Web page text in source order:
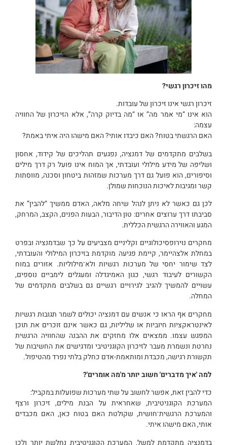
מהו זיכרון רגשי?
זיכרון רגשי אינו זיכרון של עובדות.
הוא אינו “מי אמר מה” או “מה בדיוק קרה”, אלא הזיכרון של החוויה
עצמה:
האם הרגשתי בטוח? האם כיבדו אותי? האם מישהו היה איתי באמת?
בשלבים מתקדמים של דמנציה, נפגעים תהליכים של קידוד, אחסון
ושליפה של מידע מילולי ועובדתי, אך המוח אינו פועל רק דרך מילים
וסיפורים, הוא פועל גם דרך מערכות שמזהות ביטחון וסכנה, מווסתות
קשר ומגיבות לאיכות הנוכחות שמולן.
לכן גם כאשר לא ניתן לנהל שיחה מלאה, האדם ממשיך “להבין” את
סביבתו דרך ערוצים אחרים: טון הדיבור, הבעות הפנים, הקצב, המרחק,
המגע והאווירה הרגשית הכללית.
מחקרים נוירופסיכולוגיים וקליניים מצביעים על כך שבדמנציה ובפרט
במחלת אלצהיימר, קיימת פגיעה מוקדמת בזיכרון המילולי והעובדתי,
לצד שימור יחסי של מערכות רגשיות ולא־מילוליות. אזורים במוח
הקשורים לעיבוד רגשי, כגון האמיגדלה ומעגלים לימביים נוספים,
עשויים להמשיך להגיב לגירויים רגשיים גם בשלבים מתקדמים של
המחלה.
מחקרים אף הראו כי אנשים עם דמנציה יכולים לשמר תגובות רגשיות
לאינטראקציות חיוביות או שליליות, גם כאשר אינם זוכרים את תוכן
המפגש עצמו. ממצאים אלו מחזקים את ההבנה שהחוויה הרגשית
נחרטת ונשמרת מעבר לזיכרון הקוגניטיבי ומדגישים את החשיבות של
תקשורת רגישה, מכבדת ומותאמת-אדם כחלק בלתי נפרד מהטיפול.
למה 'איך מדברים' חשוב יותר מ'מה אומרים'?
כדי להבין זאת, אפשר לחשוב על שתי מערכות שפועלות במקביל:
המערכת הקוגניטיבית, שאחראית על הבנת מילים, זיכרון ורצף
והמערכת הרגשית־חושית, שקולטת האם בטוח כאן, האם מכבדים
אותי, האם מישהו איתי.
בדמנציה מתקדמת למשל, המערכת הקוגניטיבית נחלשת יותר ולכן